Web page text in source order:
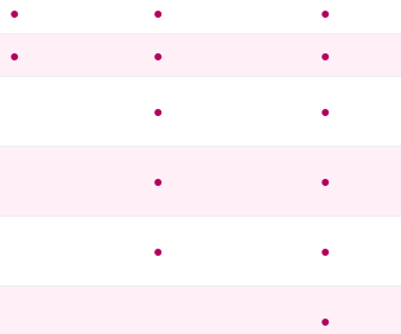
● ● ●
● ● ●
● ●
● ●
● ●
●